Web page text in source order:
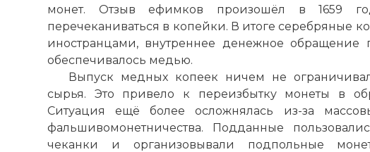
монет. Отзыв ефимков произошёл в 1659
перечеканиваться в копейки. В итоге серебряные
иностранцами, внутреннее денежное обращение
обеспечивалось медью.
Выпуск медных копеек ничем не
сырья. Это привело к переизбытку монеты в
Ситуация ещё более осложнялась из-за
фальшивомонетничества. Подданные
чеканки и организовывали подпольные